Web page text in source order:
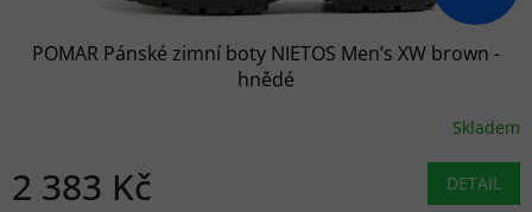
POMAR Pánské zimní boty NIETOS Men’s XW brown -
hnědé
Skladem
2 383 Kč DETAIL